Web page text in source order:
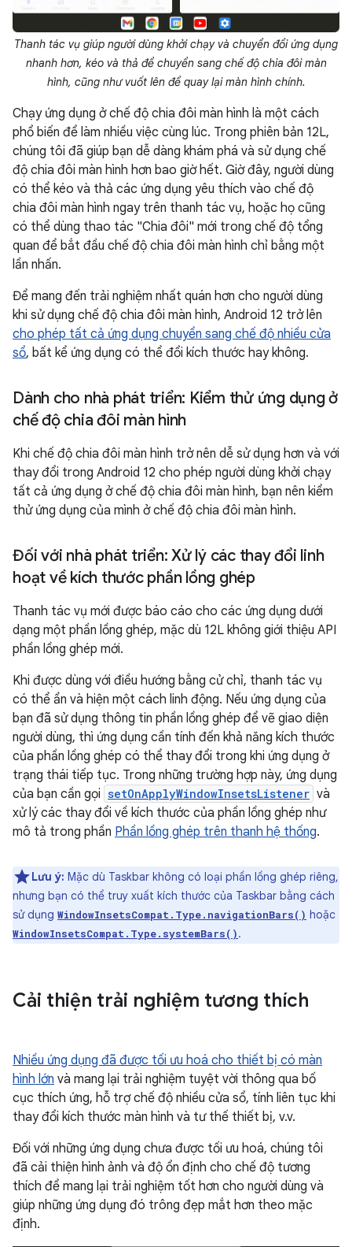
Thanh tác vụ giúp người dùng khởi chạy và chuyển đổi ứng dụng
nhanh hơn, kéo và thả để chuyển sang chế độ chia đôi màn
hình, cũng như vuốt lên để quay lại màn hình chính.
Chạy ứng dụng ở chế độ chia đôi màn hình là một cách
phổ biến để làm nhiều việc cùng lúc. Trong phiên bản 12L,
chúng tôi đã giúp bạn dễ dàng khám phá và sử dụng chế
độ chia đôi màn hình hơn bao giờ hết. Giờ đây, người dùng
có thể kéo và thả các ứng dụng yêu thích vào chế độ
chia đôi màn hình ngay trên thanh tác vụ, hoặc họ cũng
có thể dùng thao tác "Chia đôi" mới trong chế độ tổng
quan để bắt đầu chế độ chia đôi màn hình chỉ bằng một
lần nhấn.
Để mang đến trải nghiệm nhất quán hơn cho người dùng
khi sử dụng chế độ chia đôi màn hình, Android 12 trở lên
cho phép tất cả ứng dụng chuyển sang chế độ nhiều cửa
sổ, bất kể ứng dụng có thể đổi kích thước hay không.
Dành cho nhà phát triển: Kiểm thử ứng dụng ở
chế độ chia đôi màn hình
Khi chế độ chia đôi màn hình trở nên dễ sử dụng hơn và với
thay đổi trong Android 12 cho phép người dùng khởi chạy
tất cả ứng dụng ở chế độ chia đôi màn hình, bạn nên kiểm
thử ứng dụng của mình ở chế độ chia đôi màn hình.
Đối với nhà phát triển: Xử lý các thay đổi linh
hoạt về kích thước phần lồng ghép
Thanh tác vụ mới được báo cáo cho các ứng dụng dưới
dạng một phần lồng ghép, mặc dù 12L không giới thiệu API
phần lồng ghép mới.
Khi được dùng với điều hướng bằng cử chỉ, thanh tác vụ
có thể ẩn và hiện một cách linh động. Nếu ứng dụng của
bạn đã sử dụng thông tin phần lồng ghép để vẽ giao diện
người dùng, thì ứng dụng cần tính đến khả năng kích thước
của phần lồng ghép có thể thay đổi trong khi ứng dụng ở
trạng thái tiếp tục. Trong những trường hợp này, ứng dụng
của bạn cần gọi setOnApplyWindowInsetsListener và
xử lý các thay đổi về kích thước của phần lồng ghép như
mô tả trong phần Phần lồng ghép trên thanh hệ thống.
Lưu ý: Mặc dù Taskbar không có loại phần lồng ghép riêng,
nhưng bạn có thể truy xuất kích thước của Taskbar bằng cách
sử dụng WindowInsetsCompat.Type.navigationBars() hoặc
WindowInsetsCompat.Type.systemBars().
Cải thiện trải nghiệm tương thích
Nhiều ứng dụng đã được tối ưu hoá cho thiết bị có màn
hình lớn và mang lại trải nghiệm tuyệt vời thông qua bố
cục thích ứng, hỗ trợ chế độ nhiều cửa sổ, tính liên tục khi
thay đổi kích thước màn hình và tư thế thiết bị, v.v.
Đối với những ứng dụng chưa được tối ưu hoá, chúng tôi
đã cải thiện hình ảnh và độ ổn định cho chế độ tương
thích để mang lại trải nghiệm tốt hơn cho người dùng và
giúp những ứng dụng đó trông đẹp mắt hơn theo mặc
định.